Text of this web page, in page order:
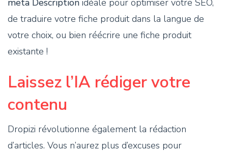
de traduire votre fiche produit dans la langue de
votre choix, ou bien réécrire une fiche produit
existante !
Laissez l’IA rédiger votre
contenu
Dropizi révolutionne également la rédaction
d’articles. Vous n’aurez plus d’excuses pour